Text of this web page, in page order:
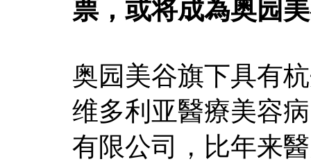
票，或将成為奥园
奥园美谷旗下具有
维多利亚醫療美容
有限公司，比年来